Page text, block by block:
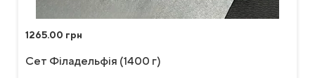
1265.00 грн
Сет Філадельфія (1400 г)